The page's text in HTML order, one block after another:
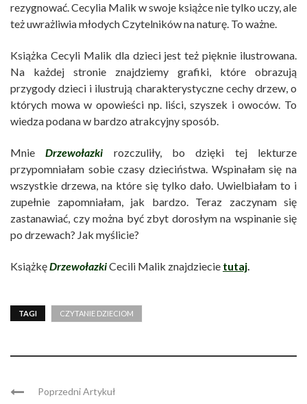
rezygnować. Cecylia Malik w swoje książce nie tylko uczy, ale
też uwrażliwia młodych Czytelników na naturę. To ważne.
Książka Cecyli Malik dla dzieci jest też pięknie ilustrowana.
Na każdej stronie znajdziemy grafiki, które obrazują
przygody dzieci i ilustrują charakterystyczne cechy drzew, o
których mowa w opowieści np. liści, szyszek i owoców. To
wiedza podana w bardzo atrakcyjny sposób.
MnieDrzewołazki rozczuliły, bo dzięki tej lekturze
przypomniałam sobie czasy dzieciństwa. Wspinałam się na
wszystkie drzewa, na które się tylko dało. Uwielbiałam to i
zupełnie zapomniałam, jak bardzo. Teraz zaczynam się
zastanawiać, czy można być zbyt dorosłym na wspinanie się
po drzewach? Jak myślicie?
KsiążkęDrzewołazkiCecili Malik znajdziecie tutaj.
TAGI CZYTANIE DZIECIOM
Poprzedni Artykuł